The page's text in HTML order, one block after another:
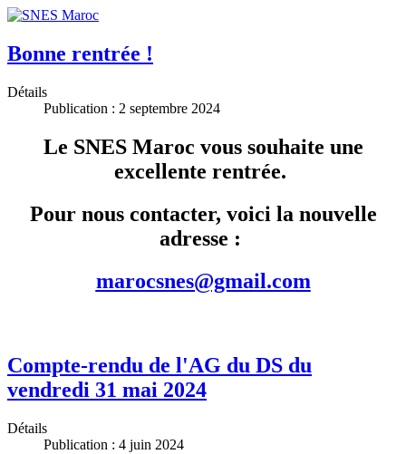
Bonne rentrée !
Détails
Publication : 2 septembre 2024
Le SNES Maroc vous souhaite une
excellente rentrée.
Pour nous contacter, voici la nouvelle
adresse :
marocsnes@gmail.com
Compte-rendu de l'AG du DS du
vendredi 31 mai 2024
Détails
Publication : 4 juin 2024